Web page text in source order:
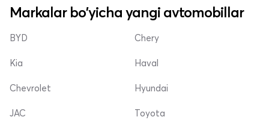
Markalar bo'yicha yangi avtomobillar
BYD
Kia
Chevrolet
Chery
Haval
Hyundai
JAC Toyota